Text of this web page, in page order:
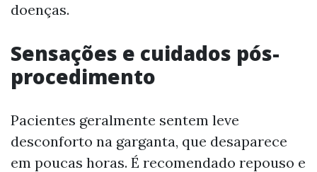
doenças.
Sensações e cuidados pós-
procedimento
Pacientes geralmente sentem leve
desconforto na garganta, que desaparece
em poucas horas. É recomendado repouso e